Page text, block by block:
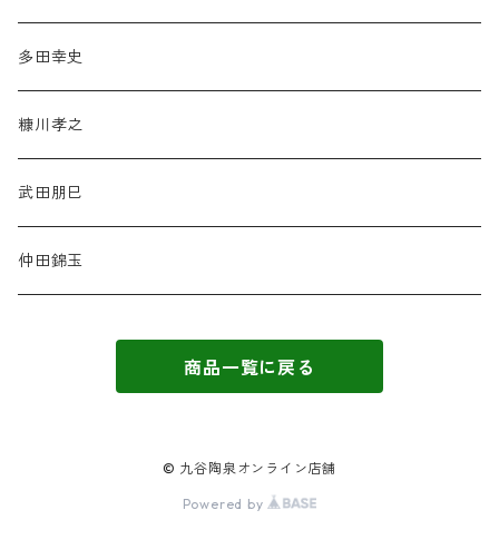
多田幸史
糠川孝之
武田朋巳
仲田錦玉
商品一覧に戻る
© 九谷陶泉オンライン店舗
Powered by